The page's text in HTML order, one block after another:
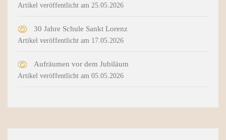
Artikel veröffentlicht am 25.05.2026
30 Jahre Schule Sankt Lorenz
Artikel veröffentlicht am 17.05.2026
Aufräumen vor dem Jubiläum
Artikel veröffentlicht am 05.05.2026